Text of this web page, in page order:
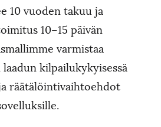
10 vuoden takuu ja
10–15 päivän
varmistaa
kilpailukykyisessä
räätälöintivaihtoehdot